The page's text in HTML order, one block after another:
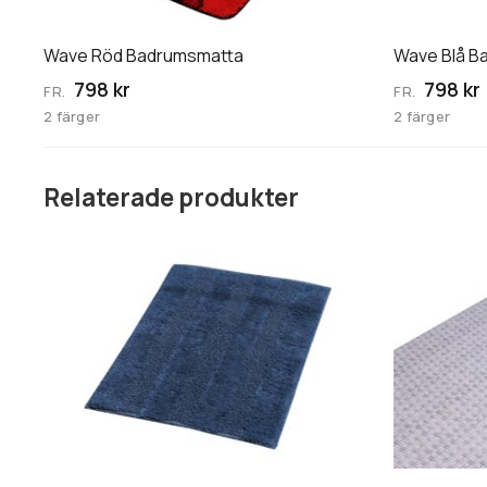
Wave Röd Badrumsmatta
FR. 798 kr
2 färger
kan
väljas
på
produktsidan
Wave Blå
FR. 798 kr
2 färger
kan
väljas
på
produktsidan
Relaterade produkter
varianter.